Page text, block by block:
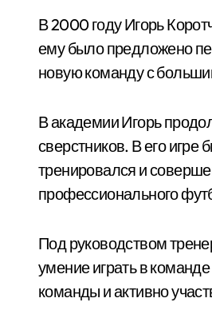
В 2000 году Игорь
ему было предложено
новую команду с
В академии Игорь
сверстников. В его игре
тренировался и
профессионального
Под руководством
умение играть в
команды и активно